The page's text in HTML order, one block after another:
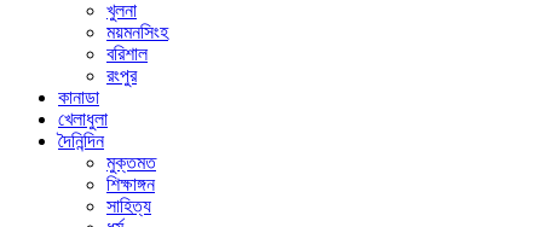
খুলনা
ময়মনসিংহ
বরিশাল
রংপুর
কানাডা
খেলাধুলা
দৈনিন্দিন
মুক্তমত
শিক্ষাঙ্গন
সাহিত্য